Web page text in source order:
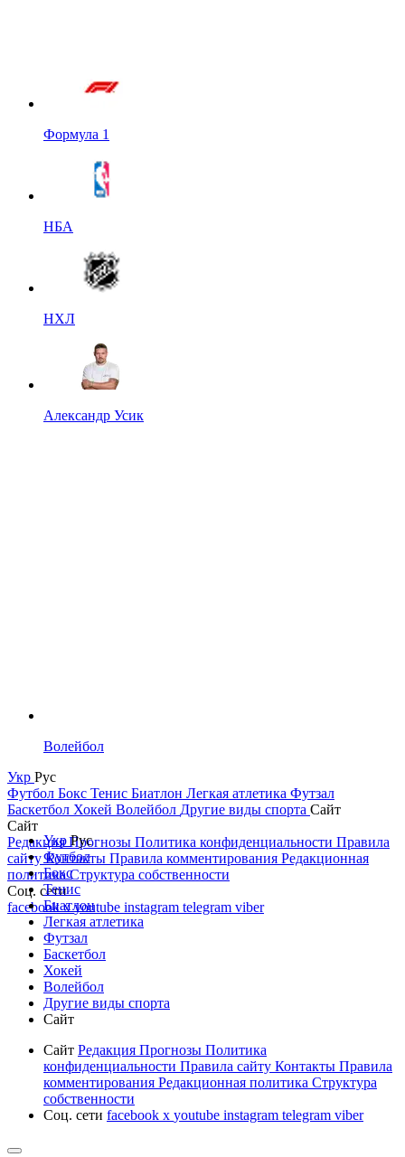
Формула 1
НБА
НХЛ
Александр Усик
Волейбол
Укр Рус
Футбол Бокс Тенис Биатлон Легкая атлетика Футзал
Баскетбол Хокей Волейбол Другие виды спорта Сайт
Сайт
РедакцияПрогнозы Политика конфиденциальности Правила
сайтуКонтакты Правила комментирования Редакционная
политикаСтруктура собственности
Соц. сети
facebookxyoutube instagram telegram viber
УкрРус
Футбол
Бокс
Тенис
Биатлон
Легкая атлетика
Футзал
Баскетбол
Хокей
Волейбол
Другие виды спорта
Сайт
Сайт Редакция Прогнозы Политика
конфиденциальности Правила сайту Контакты Правила
комментирования Редакционная политика Структура
собственности
Соц. сети facebook x youtube instagram telegram viber